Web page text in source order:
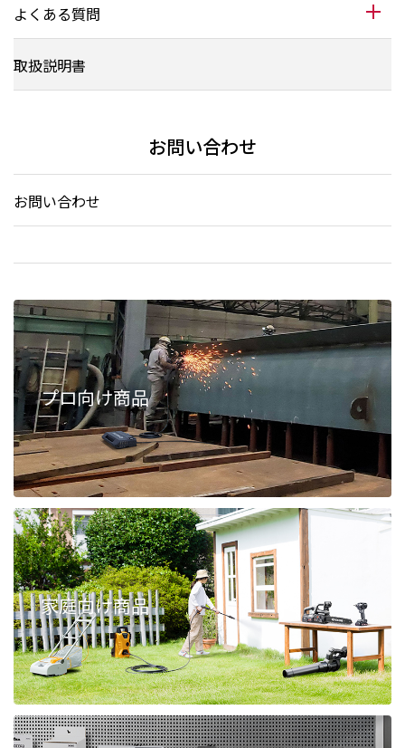
よくある質問
取扱説明書
お問い合わせ
お問い合わせ
プロ向け商品
家庭向け商品